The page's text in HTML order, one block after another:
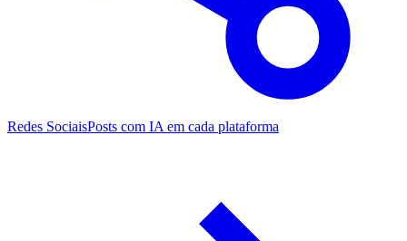
Redes SociaisPosts com IA em cada plataforma